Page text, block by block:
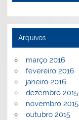
Arquivos
março 2016
fevereiro 2016
janeiro 2016
dezembro 2015
novembro 2015
outubro 2015